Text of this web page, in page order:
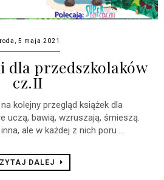
5 maja 2021
dla przedszkolaków
cz.II
kolejny przegląd książek dla
uczą, bawią, wzruszają, śmieszą.
ale w każdej z nich poru ...
DALEJ